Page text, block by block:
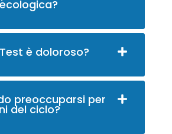
è doloroso?
preoccuparsi per
del ciclo?